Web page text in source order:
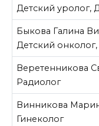
Детский уролог,
Быкова Галина
Детский онколог,
Веретенникова
Радиолог
Винникова
Гинеколог